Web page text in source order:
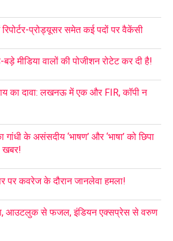
प्रोड्यूसर समेत कई पदों पर वैकेंसी
मीडिया वालों की पोजीशन रोटेट कर दी है!
का दावा: लखनऊ में एक और FIR, कॉपी न
के असंसदीय ‘भाषण’ और ‘भाषा’ को छिपा
खबर!
पर कवरेज के दौरान जानलेवा हमला!
आउटलुक से फजल, इंडियन एक्सप्रेस से वरुण